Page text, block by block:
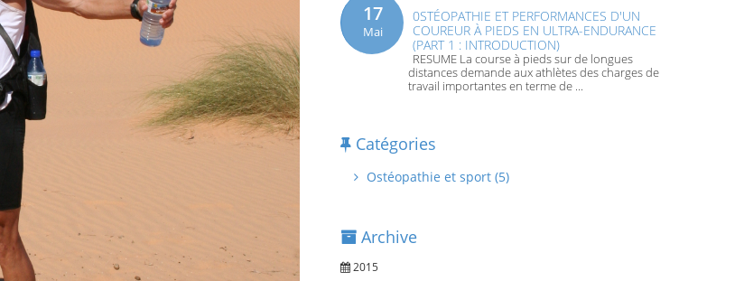
17
Mai
0STÉOPATHIE ET PERFORMANCES D'UN
COUREUR À PIEDS EN ULTRA-ENDURANCE
(PART 1 : INTRODUCTION)
RESUME La course à pieds sur de longues
distances demande aux athlètes des charges de
travail importantes en terme de ...
Catégories
Ostéopathie et sport (5)
Archive
2015